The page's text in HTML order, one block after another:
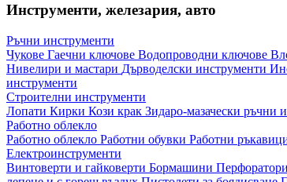
Инструменти, железария, авто
Ръчни инструменти
Чукове Гаечни ключове Водопроводни ключове
Нивелири и мастари Дърводелски инструменти
инструменти
Строителни инструменти
Лопати Кирки Кози крак Зидаро-мазачески ръчни
Работно облекло
Работно облекло Работни обувки Работни
Електроинструменти
Винтоверти и гайковерти Бормашини